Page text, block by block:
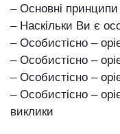
– Основні принципи
– Наскільки Ви є
– Особистісно –
– Особистісно –
– Особистісно –
– Особистісно –
виклики